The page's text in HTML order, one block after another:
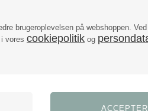
brugeroplevelsen på webshoppen.
vores cookiepolitik og
Antal: 50 balloner, 3 creperuller,
snor